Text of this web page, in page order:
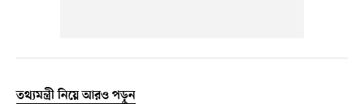
তথ্যমন্ত্রী নিয়ে আরও পড়ুন